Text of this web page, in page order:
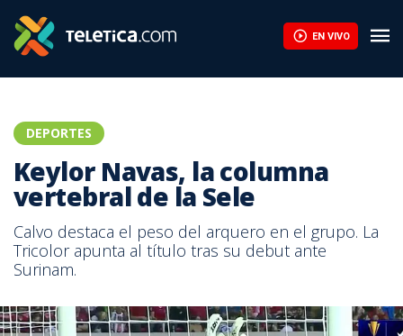
EN VIVO
DEPORTES
Keylor Navas, la columna
vertebral de la Sele
Calvo destaca el peso del arquero en el grupo. La
Tricolor apunta al título tras su debut ante
Surinam.